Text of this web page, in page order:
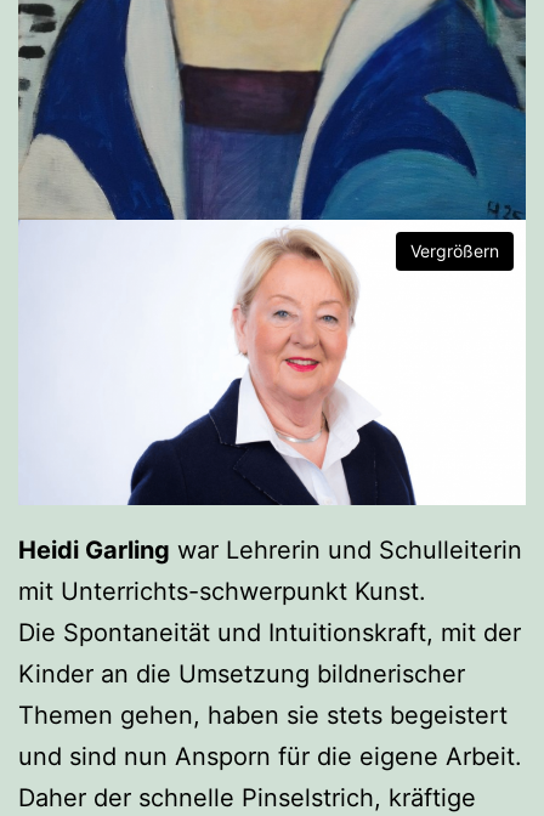
Vergrößern
Heidi Garling war Lehrerin und Schulleiterin
mit Unterrichts-schwerpunkt Kunst.
Die Spontaneität und Intuitionskraft, mit der
Kinder an die Umsetzung bildnerischer
Themen gehen, haben sie stets begeistert
und sind nun Ansporn für die eigene Arbeit.
Daher der schnelle Pinselstrich, kräftige